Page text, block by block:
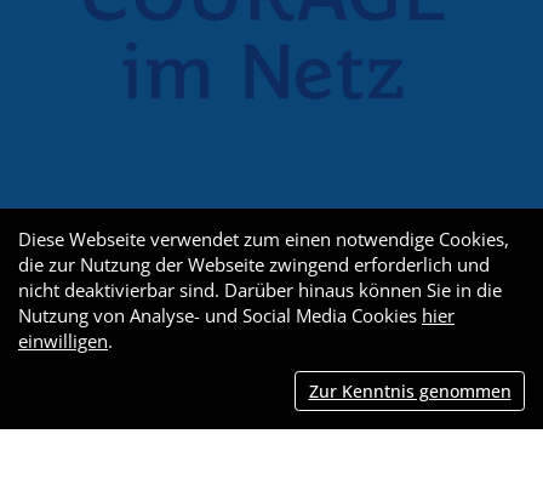
Diese Webseite verwendet zum einen notwendige Cookies,
die zur Nutzung der Webseite zwingend erforderlich und
nicht deaktivierbar sind. Darüber hinaus können Sie in die
Nutzung von Analyse- und Social Media Cookies hier
einwilligen.
Zur Kenntnis genommen